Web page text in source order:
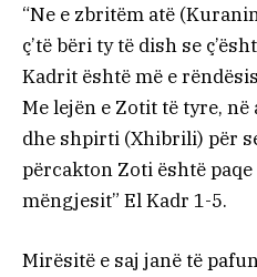
“Ne e zbritëm atë
ç’të bëri ty të dish se
Kadrit është më e
Me lejën e Zotit të tyre,
dhe shpirti (Xhibrili) për
përcakton Zoti është
mëngjesit” El Kadr 1-5.
Mirësitë e saj janë të